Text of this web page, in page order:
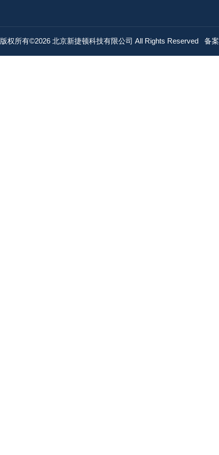
版权所有©2026 北京新捷顿科技有限公司 All Rights Reserved 备